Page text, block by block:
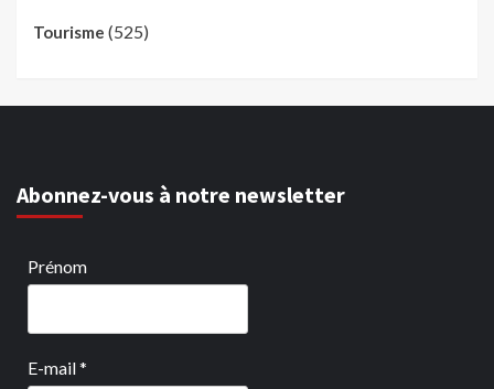
Tourisme (525)
Abonnez-vous à notre newsletter
Prénom
E-mail*